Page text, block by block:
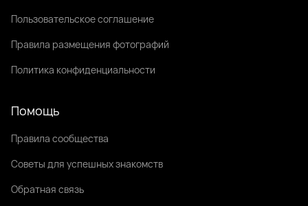
Пользовательское соглашение
Правила размещения фотографий
Политика конфиденциальности
Помощь
Правила сообщества
Советы для успешных знакомств
Обратная связь